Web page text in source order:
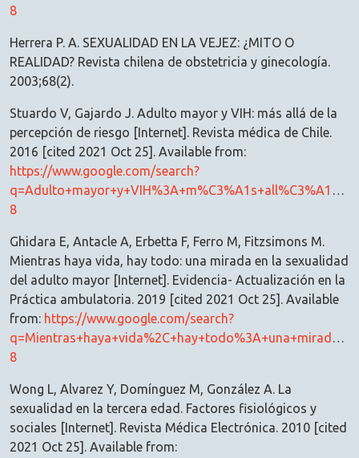
8
Herrera P. A. SEXUALIDAD EN LA VEJEZ: ¿MITO O
REALIDAD? Revista chilena de obstetricia y ginecología.
2003;68(2).
Stuardo V, Gajardo J. Adulto mayor y VIH: más allá de la
percepción de riesgo [Internet]. Revista médica de Chile.
2016 [cited 2021 Oct 25]. Available from:
https://www.google.com/search?
8
Ghidara E, Antacle A, Erbetta F, Ferro M, Fitzsimons M.
Mientras haya vida, hay todo: una mirada en la sexualidad
del adulto mayor [Internet]. Evidencia- Actualización en la
Práctica ambulatoria. 2019 [cited 2021 Oct 25]. Available
from: https://www.google.com/search?
8
Wong L, Alvarez Y, Domínguez M, González A. La
sexualidad en la tercera edad. Factores fisiológicos y
sociales [Internet]. Revista Médica Electrónica. 2010 [cited
2021 Oct 25]. Available from: